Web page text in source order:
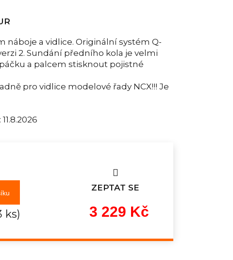
11.8.2026
náboje a vidlice. Originální systém Q-
2. Sundání předního kola je velmi
a palcem stisknout pojistné
pro vidlice modelové řady NCX!!! Je
ZEPTAT SE
ks) 3 229 Kč
cena: